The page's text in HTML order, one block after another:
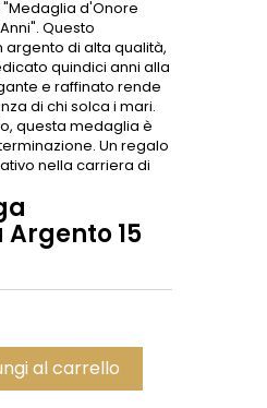
d'Onore
Questo
di alta qualità,
quindici anni alla
e raffinato rende
di chi solca i mari.
questa medaglia è
Un regalo
nella carriera di
15
al carrello